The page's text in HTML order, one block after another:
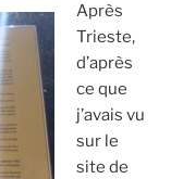
Après
Trieste,
d’après
ce que
j’avais vu
sur le
site de